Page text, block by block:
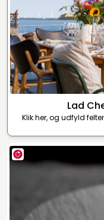
Lad
Klik her, og udfyld